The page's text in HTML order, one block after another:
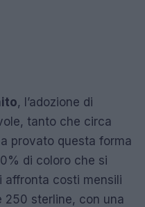
, l’adozione di
tanto che circa
provato questa forma
di coloro che si
affronta costi mensili
250 sterline, con una